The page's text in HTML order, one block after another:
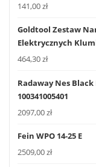
141,00zł
Goldtool Zestaw
Elektrycznych
464,30zł
Radaway Nes Black
100341005401
2097,00zł
Fein WPO 14-25 E
2509,00zł